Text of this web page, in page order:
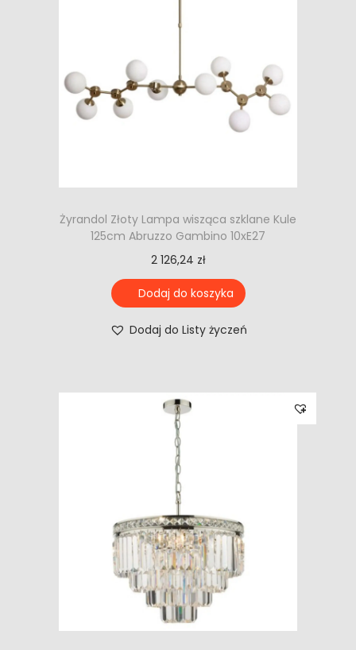
Żyrandol Złoty Lampa wisząca szklane Kule
125cm Abruzzo Gambino 10xE27
2 126,24 zł
Dodaj do koszyka
Dodaj do Listy życzeń